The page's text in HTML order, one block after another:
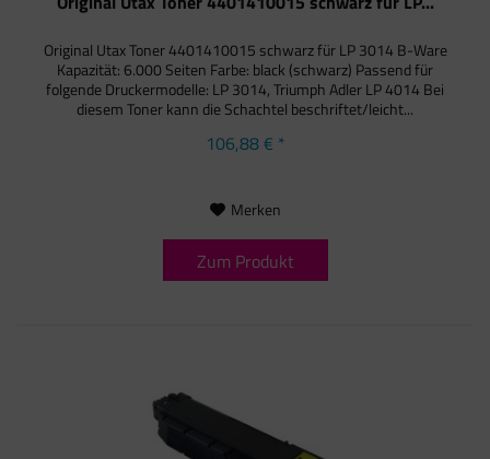
Original Utax Toner 4401410015 schwarz für LP 3014 B-Ware
Kapazität: 6.000 Seiten Farbe: black (schwarz) Passend für
folgende Druckermodelle: LP 3014, Triumph Adler LP 4014 Bei
diesem Toner kann die Schachtel beschriftet/leicht...
106,88 € *
Merken
Zum Produkt